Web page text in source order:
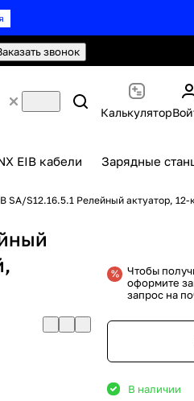
звонок
Калькулятор
EIB кабели Зарядные
SA/S12.16.5.1 Релейный актуатор,
Чтобы
оформите
запрос на
В наличии